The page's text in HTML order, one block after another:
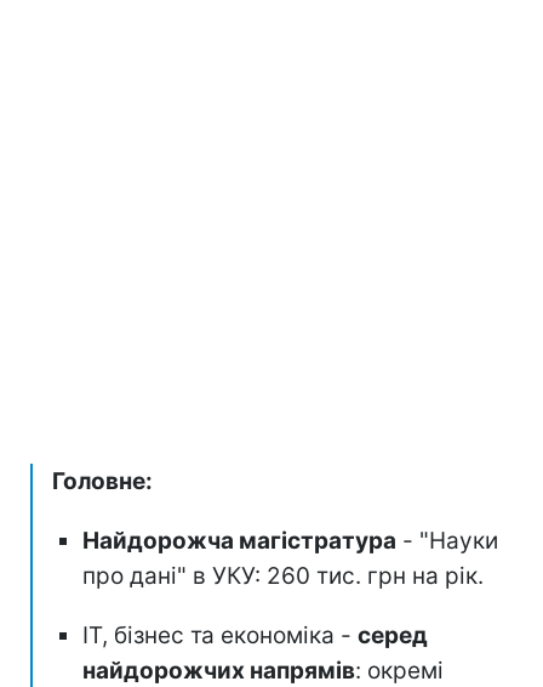
Головне:
Найдорожча магістратура - "Науки
про дані" в УКУ: 260 тис. грн на рік.
ІТ, бізнес та економіка - серед
найдорожчих напрямів: окремі